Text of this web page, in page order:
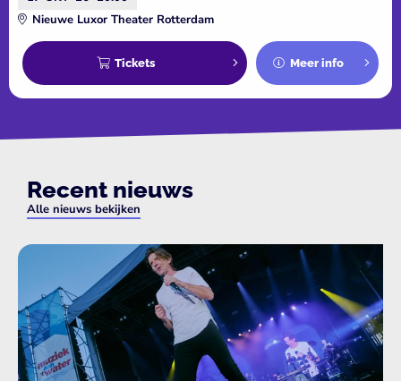
Nieuwe Luxor Theater Rotterdam
Tickets Meer info
Recent nieuws
Alle nieuws bekijken